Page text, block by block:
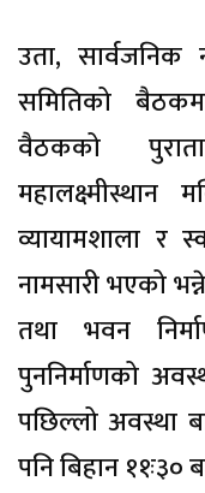
उता, सार्वजनिक
समितिको
वैठकको
महालक्ष्मीस्थान
व्यायामशाला र
नामसारी भएको
तथा भवन
पुननिर्माणको
पछिल्लो
पनि बिहान